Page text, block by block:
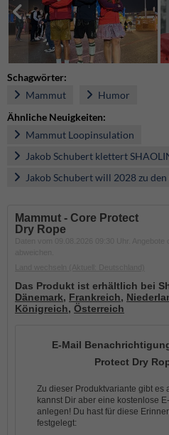
Schagwörter:
Mammut
Humor
Ähnliche Neuigkeiten:
Mammut Loopinsulation
Jakob Schubert klettert
Jakob Schubert will 2028 zu
Mammut - Core Protect
Dry Rope
Das Produkt ist erhältlich bei
Dänemark, Frankreich,
Königreich, Österreich
E-Mail
Protect Dry
Zu dieser Produktvariante gibt es
kannst Dir aber eine kostenlose
anlegen! Du hast für diese
festgelegt: